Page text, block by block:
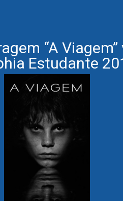
“A Viagem”
Estudante